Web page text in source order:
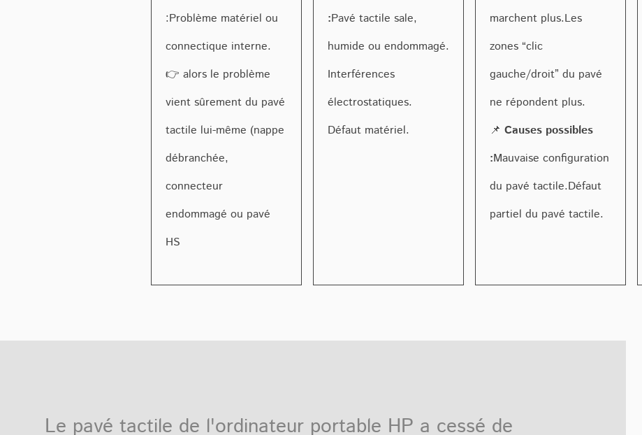
:Problème matériel ou
connectique interne.
👉 alors le problème
vient sûrement du pavé
tactile lui-même (nappe
débranchée,
connecteur
endommagé ou pavé
HS
:Pavé tactile sale,
humide ou endommagé.
Interférences
électrostatiques.
Défaut matériel.
marchent plus.Les
zones “clic
gauche/droit” du pavé
ne répondent plus.
📌 Causes possibles
:Mauvaise configuration
du pavé tactile.Défaut
partiel du pavé tactile.
Le pavé tactile de l'ordinateur portable HP a cessé de